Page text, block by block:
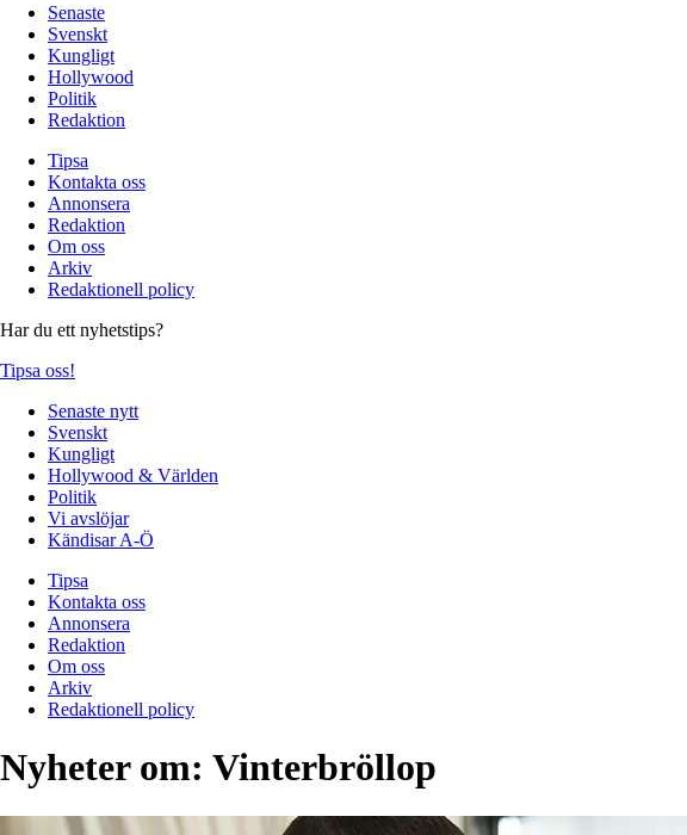
Senaste
Svenskt
Kungligt
Hollywood
Politik
Redaktion
Tipsa
Kontakta oss
Annonsera
Redaktion
Om oss
Arkiv
Redaktionell policy
Har du ett nyhetstips?
Tipsa oss!
Senaste nytt
Svenskt
Kungligt
Hollywood & Världen
Politik
Vi avslöjar
Kändisar A-Ö
Tipsa
Kontakta oss
Annonsera
Redaktion
Om oss
Arkiv
Redaktionell policy
Nyheter om: Vinterbröllop